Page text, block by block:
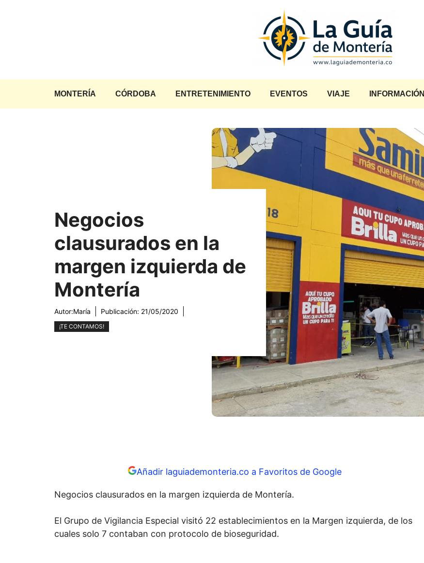
MONTERÍA CÓRDOBA ENTRETENIMIENTO EVENTOS VIAJE INFORMACIÓN
Negocios
clausurados en la
margen izquierda de
Montería
Autor:María Publicación: 21/05/2020
¡TE CONTAMOS!
Añadir laguiademonteria.co a Favoritos de Google
Negocios clausurados en la margen izquierda de Montería.
El Grupo de Vigilancia Especial visitó 22 establecimientos en la Margen izquierda, de los
cuales solo 7 contaban con protocolo de bioseguridad.